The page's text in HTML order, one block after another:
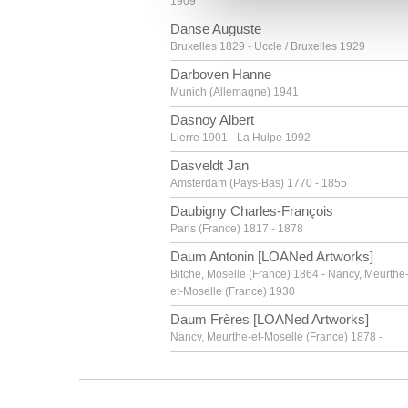
Danse Auguste
Bruxelles 1829 - Uccle / Bruxelles 1929
Darboven Hanne
Munich (Allemagne) 1941
Dasnoy Albert
Lierre 1901 - La Hulpe 1992
Dasveldt Jan
Amsterdam (Pays-Bas) 1770 - 1855
Daubigny Charles-François
Paris (France) 1817 - 1878
Daum Antonin [LOANed Artworks]
Bitche, Moselle (France) 1864 - Nancy, Meurthe-
et-Moselle (France) 1930
Daum Frères [LOANed Artworks]
Nancy, Meurthe-et-Moselle (France) 1878 -
Oudewater (Pays-Bas) vers 1459 - Bruges 1523